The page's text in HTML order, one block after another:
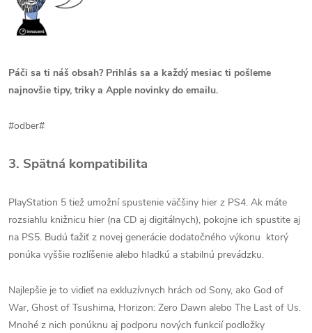
Páči sa ti náš obsah? Prihlás sa a každý mesiac ti pošleme
najnovšie tipy, triky a Apple novinky do emailu.
#odber#
3. Spätná kompatibilita
PlayStation 5 tiež umožní spustenie väčšiny hier z PS4. Ak máte
rozsiahlu knižnicu hier (na CD aj digitálnych), pokojne ich spustite aj
na PS5. Budú ťažiť z novej generácie dodatočného výkonu ktorý
ponúka vyššie rozlíšenie alebo hladkú a stabilnú prevádzku.
Najlepšie je to vidieť na exkluzívnych hrách od Sony, ako God of
War, Ghost of Tsushima, Horizon: Zero Dawn alebo The Last of Us.
Mnohé z nich ponúknu aj podporu nových funkcií podložky